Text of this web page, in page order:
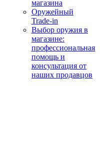
магазина
Оружейный
Trade-in
Выбор оружия в
магазине:
профессиональная
помощь и
консультация от
наших продавцов